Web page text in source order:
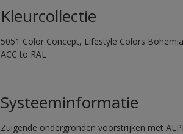
Kleurcollectie
5051 Color Concept, Lifestyle Colors
ACC to RAL
Systeeminformatie
Zuigende ondergronden voorstrijken met